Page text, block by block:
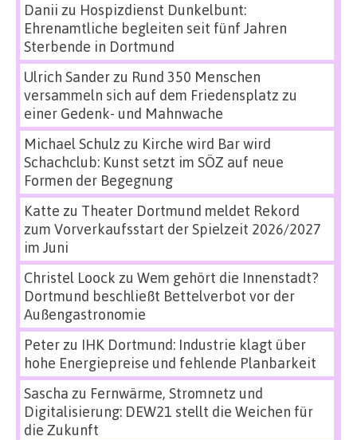
Danii zu Hospizdienst Dunkelbunt:
Ehrenamtliche begleiten seit fünf Jahren
Sterbende in Dortmund
Ulrich Sanderzu Rund 350 Menschen
versammeln sich auf dem Friedensplatz zu
einer Gedenk- und Mahnwache
Michael Schulz zu Kirche wird Bar wird
Schachclub: Kunst setzt im SÖZ auf neue
Formen der Begegnung
Katte zu Theater Dortmund meldet Rekord
zum Vorverkaufsstart der Spielzeit 2026/2027
im Juni
Christel Loock zu Wem gehört die Innenstadt?
Dortmund beschließt Bettelverbot vor der
Außengastronomie
Peterzu IHK Dortmund: Industrie klagt über
hohe Energiepreise und fehlende Planbarkeit
Sascha zu Fernwärme, Stromnetz und
Digitalisierung: DEW21 stellt die Weichen für
die Zukunft